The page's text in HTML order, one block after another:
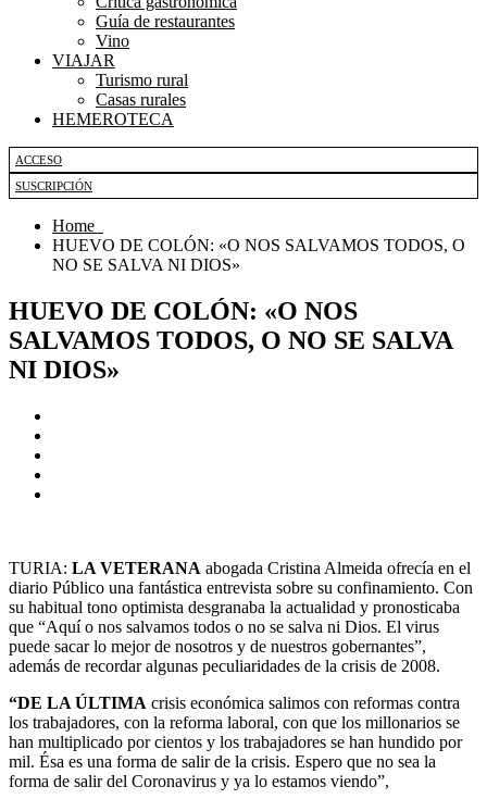
Guía de restaurantes
Vino
VIAJAR
Turismo rural
Casas rurales
HEMEROTECA
ACCESO
SUSCRIPCIÓN
Home
HUEVO DE COLÓN: «O NOS SALVAMOS TODOS, O
NO SE SALVA NI DIOS»
HUEVO DE COLÓN: «O NOS
SALVAMOS TODOS, O NO SE SALVA
NI DIOS»
TURIA: LA VETERANA abogada Cristina Almeida ofrecía en el
diario Público una fantástica entrevista sobre su confinamiento. Con
su habitual tono optimista desgranaba la actualidad y pronosticaba
que “Aquí o nos salvamos todos o no se salva ni Dios. El virus
puede sacar lo mejor de nosotros y de nuestros gobernantes”,
además de recordar algunas peculiaridades de la crisis de 2008.
“DE LA ÚLTIMA crisis económica salimos con reformas contra
los trabajadores, con la reforma laboral, con que los millonarios se
han multiplicado por cientos y los trabajadores se han hundido por
mil. Ésa es una forma de salir de la crisis. Espero que no sea la
forma de salir del Coronavirus y ya lo estamos viendo”,